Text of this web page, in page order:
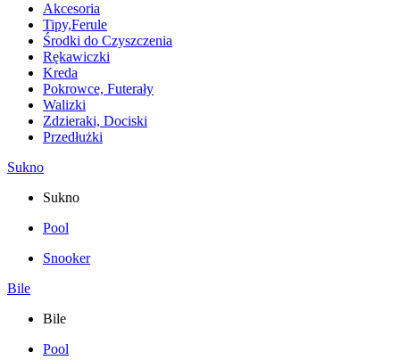
Akcesoria
Tipy,Ferule
Środki do Czyszczenia
Rękawiczki
Kreda
Pokrowce, Futerały
Walizki
Zdzieraki, Dociski
Przedłużki
Sukno
Sukno
Pool
Snooker
Bile
Bile
Pool